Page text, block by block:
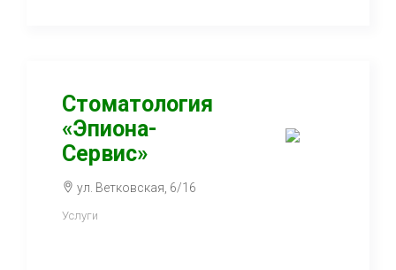
Стоматология
«Эпиона-
Сервис»
ул. Ветковская, 6/16
Услуги